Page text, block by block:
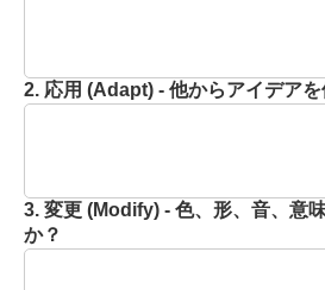
2. 応用 (Adapt) - 他からアイデア
3. 変更 (Modify) - 色、形、音、意
か？